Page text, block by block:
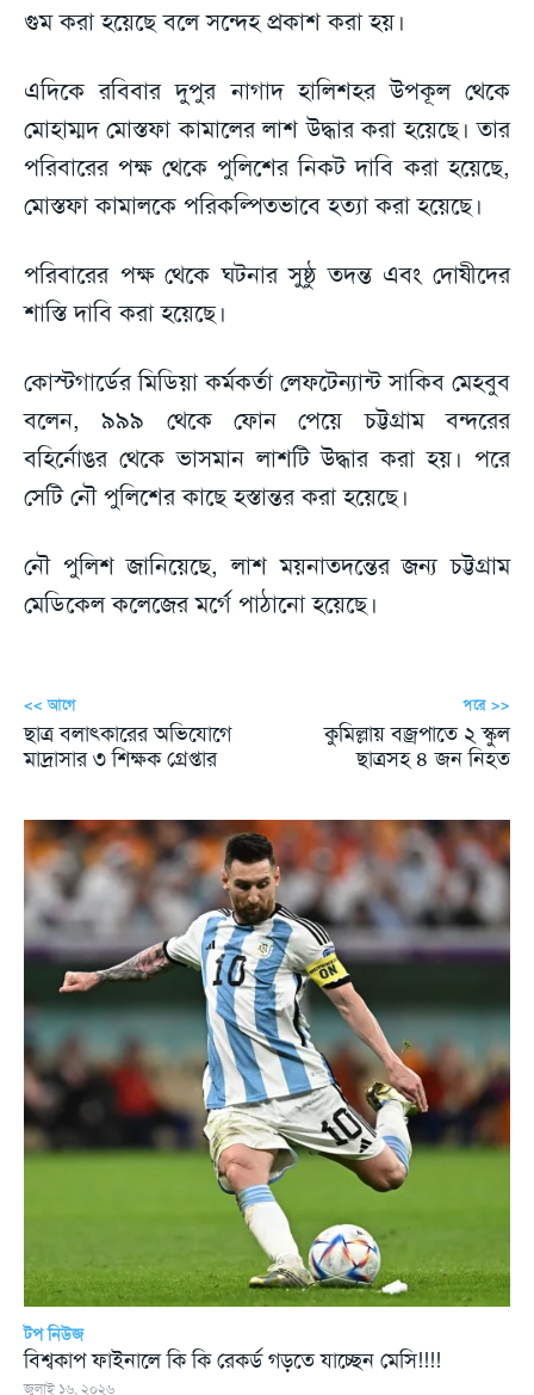
গুম করা হয়েছে বলে সন্দেহ প্রকাশ করা হয়।
এদিকে রবিবার দুপুর নাগাদ হালিশহর উপকূল থেকে
মোহাম্মদ মোস্তফা কামালের লাশ উদ্ধার করা হয়েছে। তার
পরিবারের পক্ষ থেকে পুলিশের নিকট দাবি করা হয়েছে,
মোস্তফা কামালকে পরিকল্পিতভাবে হত্যা করা হয়েছে।
পরিবারের পক্ষ থেকে ঘটনার সুষ্ঠু তদন্ত এবং দোষীদের
শাস্তি দাবি করা হয়েছে।
কোস্টগার্ডের মিডিয়া কর্মকর্তা লেফটেন্যান্ট সাকিব মেহবুব
বলেন, ৯৯৯ থেকে ফোন পেয়ে চট্টগ্রাম বন্দরের
বহির্নোঙর থেকে ভাসমান লাশটি উদ্ধার করা হয়। পরে
সেটি নৌ পুলিশের কাছে হস্তান্তর করা হয়েছে।
নৌ পুলিশ জানিয়েছে, লাশ ময়নাতদন্তের জন্য চট্টগ্রাম
মেডিকেল কলেজের মর্গে পাঠানো হয়েছে।
<< আগে
ছাত্র বলাৎকারের অভিযোগে
মাদ্রাসার ৩ শিক্ষক গ্রেপ্তার
পরে >>
কুমিল্লায় বজ্রপাতে ২ স্কুল
ছাত্রসহ ৪ জন নিহত
টপ নিউজ
বিশ্বকাপ ফাইনালে কি কি রেকর্ড গড়তে যাচ্ছেন মেসি!!!!
জুলাই ১৬, ২০২৬